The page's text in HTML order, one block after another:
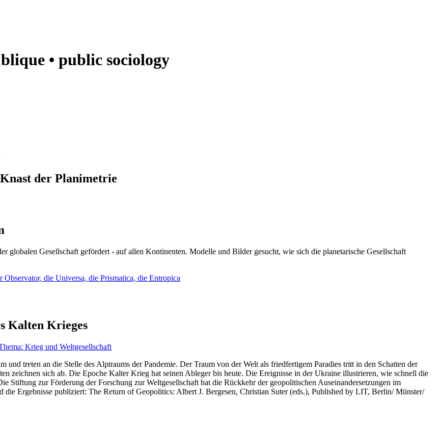
• public sociology
der Planimetrie
globalen Gesellschaft gefördert - auf allen Kontinenten. Modelle und Bilder gesucht, wie sich die planetarische Gesellschaft
die Universa, die Prismatica, die Entropica
Kalten Krieges
Krieg und Weltgesellschaft
und treten an die Stelle des Alptraums der Pandemie. Der Traum von der Welt als friedfertigem Paradies tritt in den Schatten der
zeichnen sich ab. Die Epoche Kalter Krieg hat seinen Ableger bis heute. Die Ereignisse in der Ukraine illustrieren, wie schnell die
Stiftung zur Förderung der Forschung zur Weltgesellschaft hat die Rückkehr der geopolitischen Auseinandersetzungen im
die Ergebnisse publiziert: The Return of Geopolitics: Albert J. Bergesen, Christian Suter (eds.), Published by LIT, Berlin/ Münster/